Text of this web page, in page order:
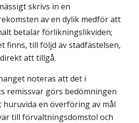
skrivs in en
av en dylik medför att
betalar förlikningslikviden;
finns, till följd av stadfästelsen,
att tillgå.
noteras att det i
remissvar görs bedömningen
en överföring av mål
till förvaltningsdomstol och